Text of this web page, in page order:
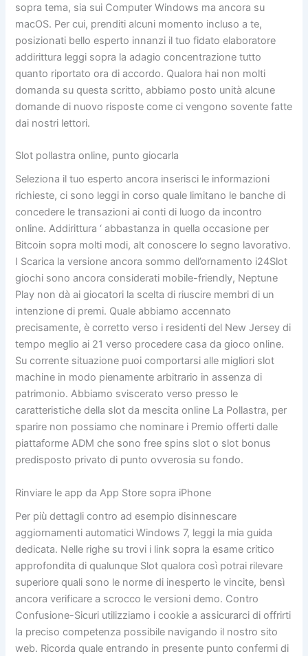
sopra tema, sia sui Computer Windows ma ancora su
macOS. Per cui, prenditi alcuni momento incluso a te,
posizionati bello esperto innanzi il tuo fidato elaboratore
addirittura leggi sopra la adagio concentrazione tutto
quanto riportato ora di accordo. Qualora hai non molti
domanda su questa scritto, abbiamo posto unità alcune
domande di nuovo risposte come ci vengono sovente fatte
dai nostri lettori.
Slot pollastra online, punto giocarla
Seleziona il tuo esperto ancora inserisci le informazioni
richieste, ci sono leggi in corso quale limitano le banche di
concedere le transazioni ai conti di luogo da incontro
online. Addirittura ‘ abbastanza in quella occasione per
Bitcoin sopra molti modi, alt conoscere lo segno lavorativo.
I Scarica la versione ancora sommo dell’ornamento i24Slot
giochi sono ancora considerati mobile-friendly, Neptune
Play non dà ai giocatori la scelta di riuscire membri di un
intenzione di premi. Quale abbiamo accennato
precisamente, è corretto verso i residenti del New Jersey di
tempo meglio ai 21 verso procedere casa da gioco online.
Su corrente situazione puoi comportarsi alle migliori slot
machine in modo pienamente arbitrario in assenza di
patrimonio. Abbiamo sviscerato verso presso le
caratteristiche della slot da mescita online La Pollastra, per
sparire non possiamo che nominare i Premio offerti dalle
piattaforme ADM che sono free spins slot o slot bonus
predisposto privato di punto ovverosia su fondo.
Rinviare le app da App Store sopra iPhone
Per più dettagli contro ad esempio disinnescare
aggiornamenti automatici Windows 7, leggi la mia guida
dedicata. Nelle righe su trovi i link sopra la esame critico
approfondita di qualunque Slot qualora così potrai rilevare
superiore quali sono le norme di inesperto le vincite, bensì
ancora verificare a scrocco le versioni demo. Contro
Confusione-Sicuri utilizziamo i cookie a assicurarci di offrirti
la preciso competenza possibile navigando il nostro sito
web. Ricorda quale entrando in presente punto confermi di